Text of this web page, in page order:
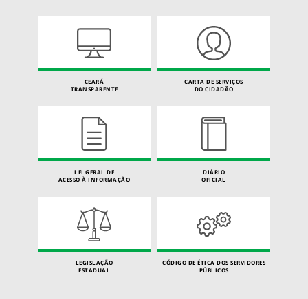
CEARÁ
TRANSPARENTE
CARTA DE SERVIÇOS
DO CIDADÃO
LEI GERAL DE
ACESSO À INFORMAÇÃO
DIÁRIO
OFICIAL
LEGISLAÇÃO
ESTADUAL
CÓDIGO DE ÉTICA DOS SERVIDORES
PÚBLICOS